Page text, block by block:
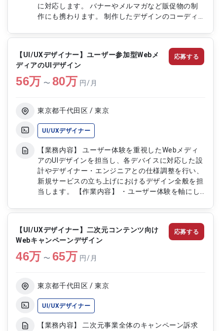
に対応します。 バナーやメルマガなど販促物の制
作にも携わります。 制作したデザインのコーディ
業内容】 ・キャンペーンページや特集ページのデ
ザイン制作 ・バナーやメルマガのビジュアルデザ
イン作成 ・制作物のHTML、CSSを用いたコーディ
ング ・既存デザインの修正および運用対応
【UI/UXデザイナー】ユーザー参加型Webメ
ディアのUIデザイン
56万 〜 80万 円/月
東京都千代田区 / 東京
UI/UXデザイナー
【業務内容】 ユーザー体験を重視したWebメディ
アのUIデザインを担当し、各デバイスに対応した設
計やデザイナー・エンジニアとの仕様調整を行い、
新規サービスの立ち上げにおけるデザイン全般を担
当します。 【作業内容】 ・ユーザー体験を軸にし
ト対応のUI設計 ・デザイナー、エンジニアとの機
能・設計に関する仕様決定 ・新規Webサービスの
デザイン全般 ・案件定義、基本設計、詳細設計 ・
ユーザーテスト対応 ・保守改修
応募する
【UI/UXデザイナー】二次元コンテンツ向け
Webキャンペーンデザイン
46万 〜 65万 円/月
東京都千代田区 / 東京
UI/UXデザイナー
【業務内容】 二次元事業全体のキャンペーン訴求
応募する